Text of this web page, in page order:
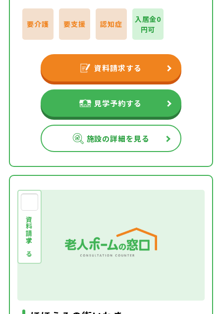
要介護 要支援 認知症
入居金0
円可
資料請求する
見学予約する
施設の詳細を見る
資料請求する